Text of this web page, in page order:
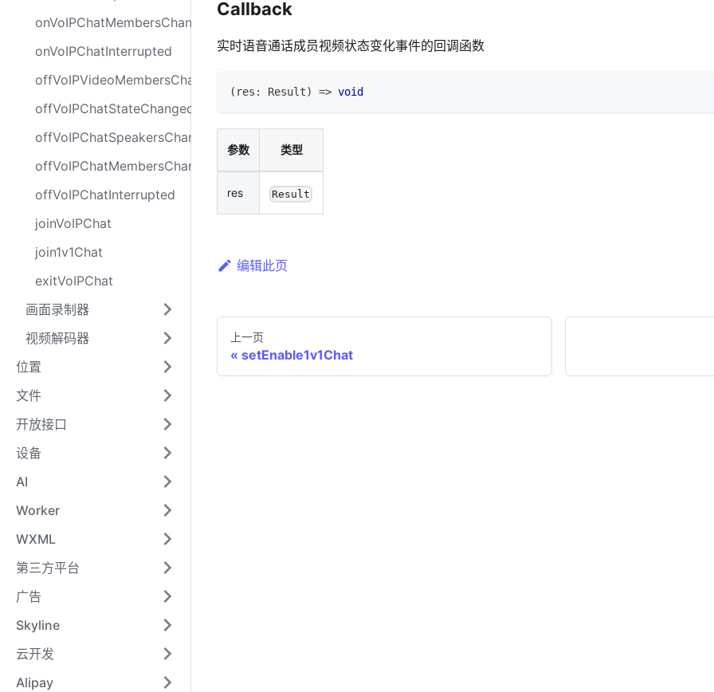
onVoIPChatMembersChanged
onVoIPChatInterrupted
offVoIPVideoMembersChanged
offVoIPChatStateChanged
offVoIPChatSpeakersChanged
offVoIPChatMembersChanged
offVoIPChatInterrupted
joinVoIPChat
join1v1Chat
exitVoIPChat
画面录制器
视频解码器
位置
文件
开放接口
设备
AI
Worker
WXML
第三方平台
广告
Skyline
云开发
Alipay
Callback
实时语音通话成员视频状态变化事件的回调函数
( res : Result) => void
参数 类型
res Result
编辑此页
上一页
setEnable1v1Chat